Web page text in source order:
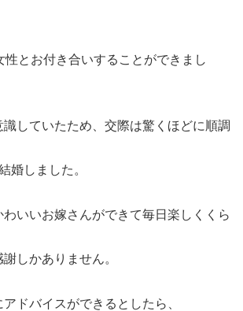
性とお付き合いすることができまし
していたため、交際は驚くほどに順調
婚しました。
いいお嫁さんができて毎日楽しくくら
しかありません。
ドバイスができるとしたら、